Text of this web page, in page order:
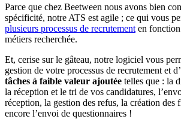
Parce que chez Beetween nous avons bien
spécificité, notre ATS est agile ; ce qui vous
plusieurs processus de recrutement en
métiers recherchée.
Et, cerise sur le gâteau, notre logiciel vous
gestion de votre processus de recrutement et d’
tâches à faible valeur ajoutée telles que : la
la réception et le tri de vos candidatures,
réception, la gestion des refus, la création des
encore l’envoi de questionnaires !